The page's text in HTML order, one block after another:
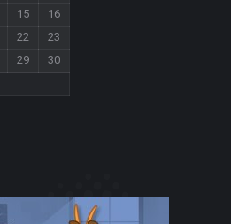
15
16
22
23
29
30